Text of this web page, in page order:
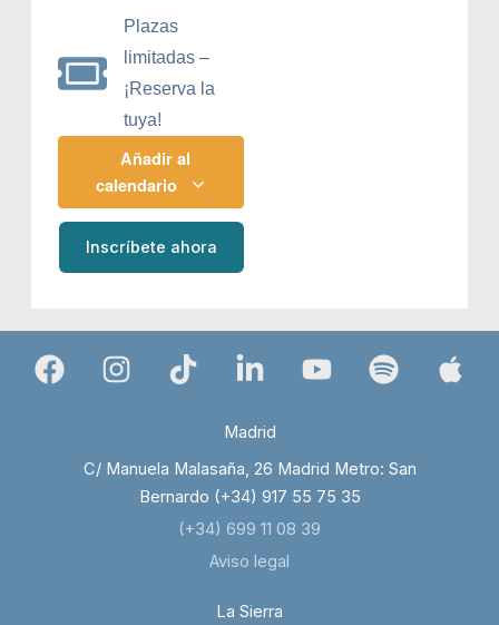
Plazas
limitadas –
¡Reserva la
tuya!
Añadir al
calendario
Inscríbete ahora
Madrid
C/ Manuela Malasaña, 26 Madrid Metro: San
Bernardo (+34) 917 55 75 35
(+34) 699 11 08 39
Aviso legal
La Sierra